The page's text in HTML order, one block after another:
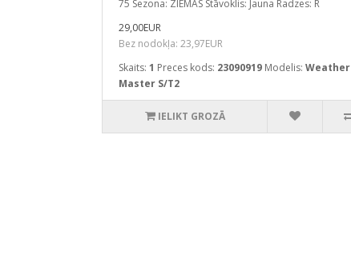
75 Sezona: ZIEMAS Stāvoklis: Jauna Radzes: R
29,00EUR
Bez nodokļa: 23,97EUR
Skaits: 1 Preces kods: 23090919 Modelis: Weather
Master S/T2
IELIKT GROZĀ